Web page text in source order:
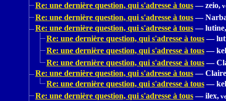
Re: une dernière question, qui s'adresse à tous — zeio,
Re: une dernière question, qui s'adresse à tous —
Re: une dernière question, qui s'adresse à tous — lutine,
Re: une dernière question, qui s'adresse à tous —
Re: une dernière question, qui s'adresse à tous —
Re: une dernière question, qui s'adresse à tous —
Re: une dernière question, qui s'adresse à tous —
Re: une dernière question, qui s'adresse à tous —
Re: une dernière question, qui s'adresse à tous — ilex,